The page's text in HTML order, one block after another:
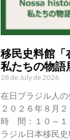
移民史料館「
私たちの物語
28 de July de 2026
在日ブラジル人
２０２６年８月
時 間：１０～
ラジル日本移民